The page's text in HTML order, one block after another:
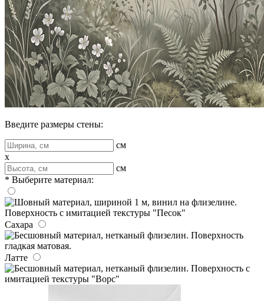
Введите размеры стены:
см
x
см
* Выберите материал:
Сахара
Латте